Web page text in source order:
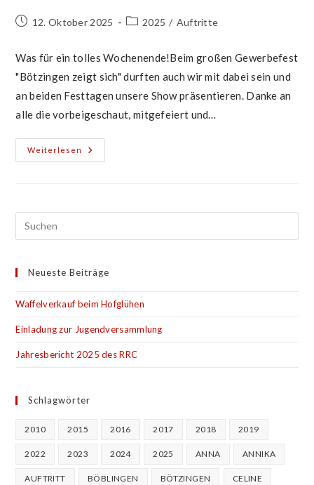
Beitrag12. Oktober 2025
Beitrags-
2025 / Auftritte
Was für ein tolles Wochenende!Beim großen Gewerbefest
"Bötzingen zeigt sich" durften auch wir mit dabei sein und
an beiden Festtagen unsere Show präsentieren. Danke an
alle die vorbeigeschaut, mitgefeiert und…
Weiterlesen
Bötzinger
Gewerbeschau
Neueste Beiträge
Waffelverkauf beim Hofglühen
Einladung zur Jugendversammlung
Jahresbericht 2025 des RRC
Schlagwörter
2010 2015 2016 2017 2018 2019
2022 2023 2024 2025 ANNA ANNIKA
AUFTRITT BÖBLINGEN BÖTZINGEN CELINE